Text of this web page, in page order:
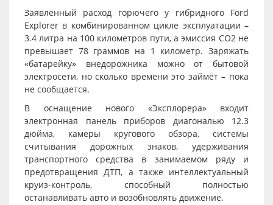
Заявленный расход горючего у гибридного Ford
Explorer в комбинированном цикле эксплуатации –
3.4 литра на 100 километров пути, а эмиссия CO2 не
превышает 78 граммов на 1 километр. Заряжать
«батарейку» внедорожника можно от бытовой
электросети, но сколько времени это займёт – пока
не сообщается.
В оснащение нового «Эксплорера» входит
электронная панель приборов диагональю 12.3
дюйма, камеры кругового обзора, системы
считывания дорожных знаков, удерживания
транспортного средства в занимаемом ряду и
предотвращения ДТП, а также интеллектуальный
круиз-контроль, способный полностью
останавливать авто и возобновлять движение.